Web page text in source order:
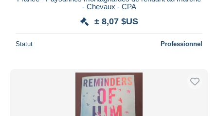
- Chevaux - CPA
± 8,07 $US
Statut Professionnel